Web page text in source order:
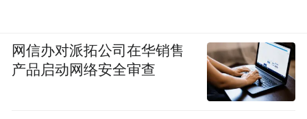
网信办对派拓公司在华销售
产品启动网络安全审查